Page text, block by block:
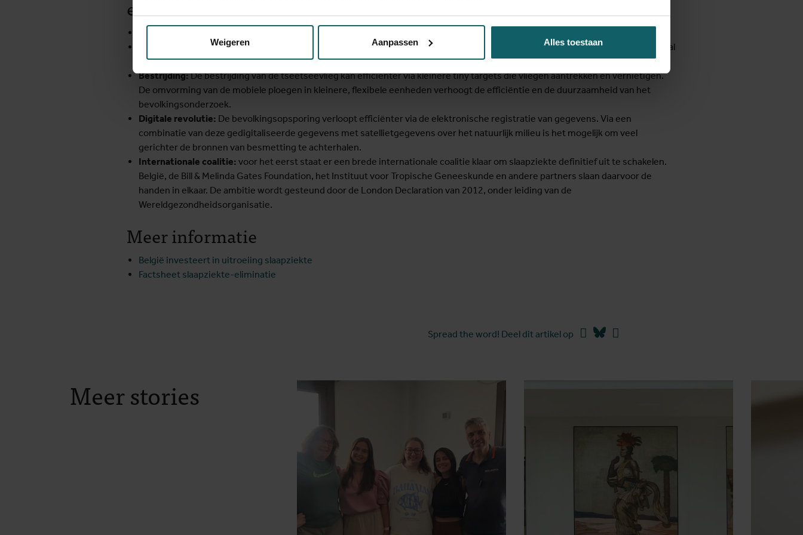
Weigeren Aanpassen Alles toestaan
elimineren
Vanaf 2018 zal behandeling mogelijk zijn via medicatie in pilvorm en niet langer via inspuitingen. Deze medicatie zal
ook veel veiliger zijn dan voorheen.
Bestrijding:De bestrijding van de tseetseevlieg kan efficiënter via kleinere tiny targets die vliegen aantrekken en vernietigen.
De omvorming van de mobiele ploegen in kleinere, flexibele eenheden verhoogt de efficiëntie en de duurzaamheid van het
bevolkingsonderzoek.
Digitale revolutie: De bevolkingsopsporing verloopt efficiënter via de elektronische registratie van gegevens. Via een
combinatie van deze gedigitaliseerde gegevens met satellietgegevens over het natuurlijk milieu is het mogelijk om veel
gerichter de bronnen van besmetting te achterhalen.
Internationale coalitie: voor het eerst staat er een brede internationale coalitie klaar om slaapziekte definitief uit te schakelen.
België, de Bill & Melinda Gates Foundation, het Instituut voor Tropische Geneeskunde en andere partners slaan daarvoor de
handen in elkaar. De ambitie wordt gesteund door de London Declaration van 2012, onder leiding van de
Wereldgezondheidsorganisatie.
Meer informatie
België investeert in uitroeiing slaapziekte
Factsheet slaapziekte-eliminatie
Spread the word! Deel dit artikel op Facebook
Bluesky
Meer stories